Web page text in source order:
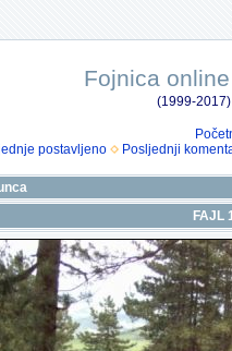
Fojnica
(1999-
postavljeno Posljednji
FAJL